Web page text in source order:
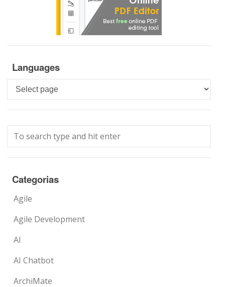
Languages
Languages
Categorias
Agile
Agile Development
AI
AI Chatbot
ArchiMate